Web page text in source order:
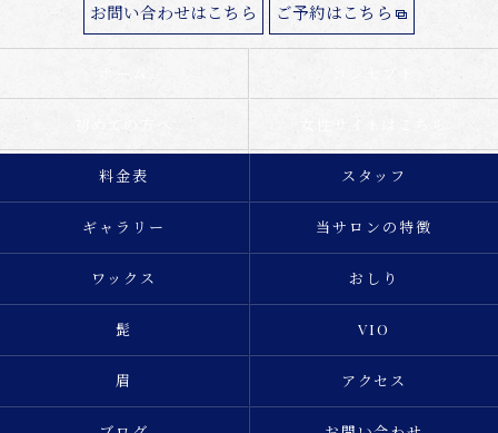
お問い合わせはこちら ご予約はこちら
女性サイトはこちら
料金表 スタッフ
ギャラリー 当サロンの特徴
ワックス おしり
髭 VIO
眉 アクセス